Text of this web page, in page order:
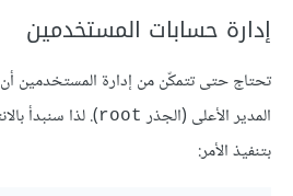
إدارة حسابات المستخدمين
تحتاج حتى تتمكّن من إدارة المستخدمين
المدير الأعلى (الجذر root). لذا سنبدأ
بتنفيذ الأمر: